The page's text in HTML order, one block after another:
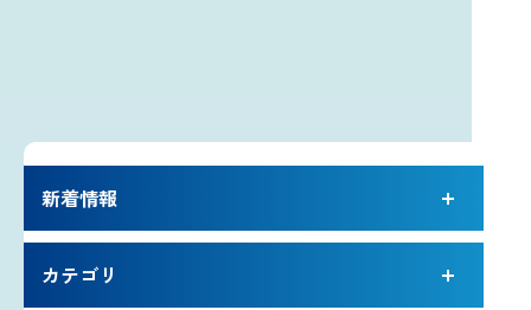
新着情報
カテゴリ